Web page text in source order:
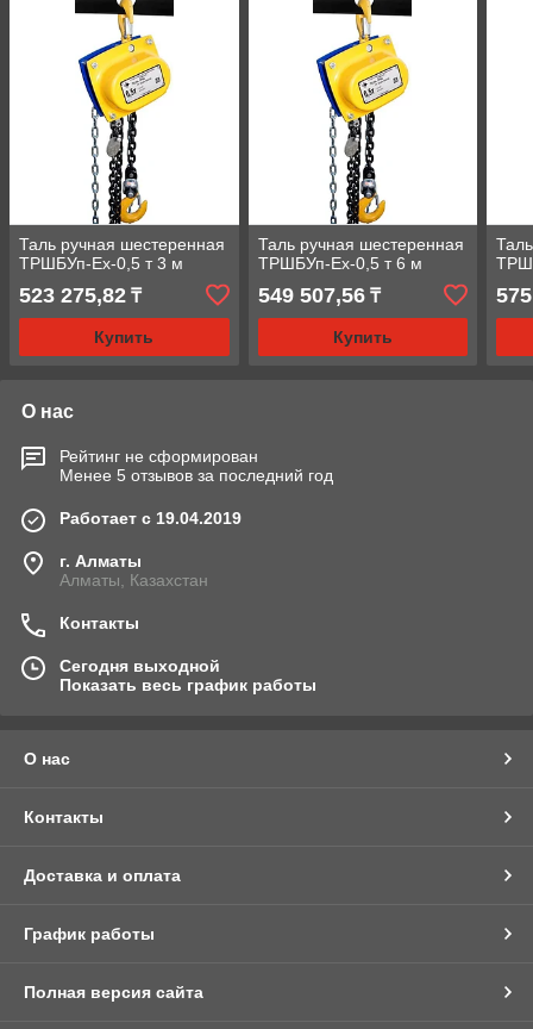
Таль ручная шестеренная
ТРШБУп-Ех-0,5 т 3 м
523 275,82 ₸
Купить
Таль ручная шестеренная
ТРШБУп-Ех-0,5 т 6 м
549 507,56₸
Купить
О нас
Рейтинг не сформирован
Менее 5 отзывов за последний год
Работает с 19.04.2019
г. Алматы
Алматы, Казахстан
Контакты
Сегодня выходной
Показать весь график работы
О нас
Контакты
Доставка и оплата
График работы
Полная версия сайта